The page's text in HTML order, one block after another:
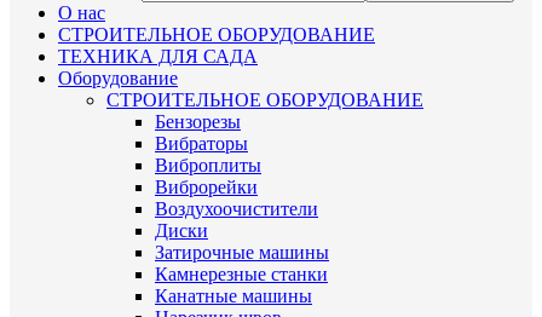
О нас
СТРОИТЕЛЬНОЕ ОБОРУДОВАНИЕ
ТЕХНИКА ДЛЯ САДА
Оборудование
СТРОИТЕЛЬНОЕ ОБОРУДОВАНИЕ
Бензорезы
Вибраторы
Виброплиты
Виброрейки
Воздухоочистители
Диски
Затирочные машины
Камнерезные станки
Канатные машины